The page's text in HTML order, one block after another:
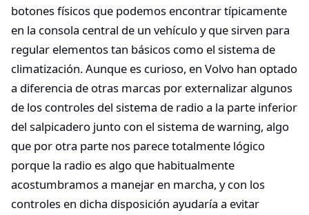
botones físicos que podemos encontrar típicamente
en la consola central de un vehículo y que sirven para
regular elementos tan básicos como el sistema de
climatización. Aunque es curioso, en Volvo han optado
a diferencia de otras marcas por externalizar algunos
de los controles del sistema de radio a la parte inferior
del salpicadero junto con el sistema de warning, algo
que por otra parte nos parece totalmente lógico
porque la radio es algo que habitualmente
acostumbramos a manejar en marcha, y con los
controles en dicha disposición ayudaría a evitar